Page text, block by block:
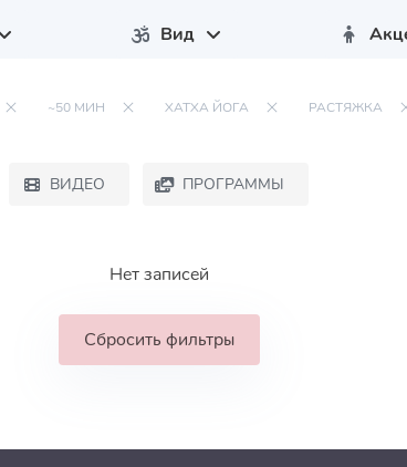
Вид
~50 МИН ХАТХА ЙОГА РАСТЯЖКА
ВИДЕО ПРОГРАММЫ
Нет записей
Сбросить фильтры